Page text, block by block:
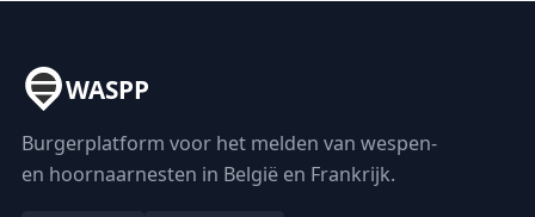
WASPP
Burgerplatform voor het melden van wespen-
en hoornaarnesten in België en Frankrijk.